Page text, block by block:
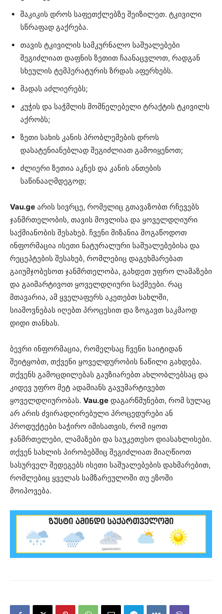
შაკიკის დროს საფეთქლებზე შეიზილეთ. ტკივილი
სწრაფად გაქრება.
თავის ტკივილის სამკურნალო საშუალებები
შეგიძლიათ დაფნის ზეთით ჩაანაცვლოთ, რადგან
სხეულის ტემპერატურის ზრდას აფერხებს.
მადას აძლიერებს;
კუჭის და საჭმლის მომნელებელი ტრაქტის ტკივილს
აქრობს;
ზეთი სახის კანის პრობლემების დროს
დასატენიანებლად შეგიძლიათ გამოიყენოთ;
ძლიერი ზეთია აკნეს და კანის ანთების
საწინააღმდეგოდ;
Vau.ge არის სივრცე, რომელიც გთავაზობთ რჩევებს
ჯანმრთელობის, თავის მოვლისა და ყოველდღიური
საქმიანობის შესახებ. ჩვენი მიზანია მოგაწოდოთ
ინფორმაცია ისეთი ნატურალური საშუალებებისა და
რეცეპტების შესახებ, რომლებიც დაგეხმარებათ
გაიუმჯობესოთ ჯანმრთელობა, გახდეთ უფრო ლამაზები
და გაიმარტივოთ ყოველდღიური საქმეები. რაც
მთავარია, ამ ყველაფერს აკეთებთ სახლში,
სიამოვნებას იღებთ პროცესით და ზოგავთ საკმაოდ
დიდი თანხას.
ბევრი ინფორმაცია, რომელსაც ჩვენი საიტიდან
შეიტყობთ, თქვენი ყოველდურობის ნაწილი გახდება.
თქვენს გამოცდილებას გაუზიარებთ ახლობლებსაც და
კიდევ უფრო მეტ ადამიანს გავუმარტივებთ
ყოველდღიურობას. Vau.ge დაგარწმუნებთ, რომ სულაც
არ არის ძვირადღირებული პროცედურები ან
პროდუქტები საჭირო იმისათვის, რომ იყოთ
ჯანმრთელები, ლამაზები და საუკეთესო დიასახლისები.
თქვენ სახლის პირობებშიც შეგიძლიათ მიაღწიოთ
სასურველ შედეგებს ისეთი საშუალებების დახმარებით,
რომლებიც ყველას სამზარეულოში თუ ეზოში
მოიპოვება.